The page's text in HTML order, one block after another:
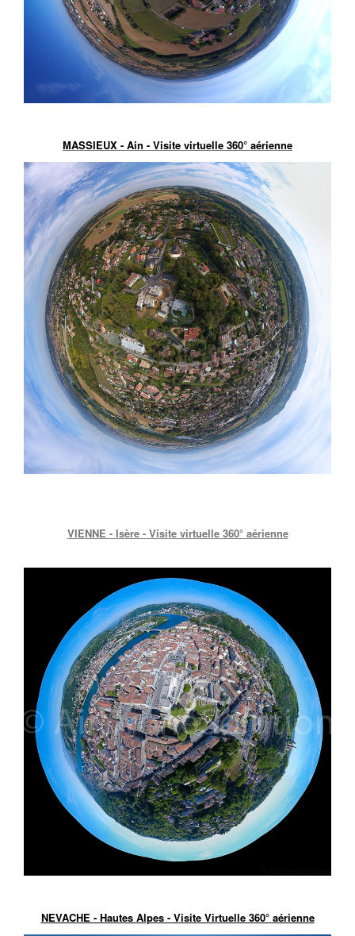
MASSIEUX - Ain - Visite virtuelle 360° aérienne
VIENNE - Isère - Visite virtuelle 360° aérienne
NEVACHE - Hautes Alpes - Visite Virtuelle 360° aérienne